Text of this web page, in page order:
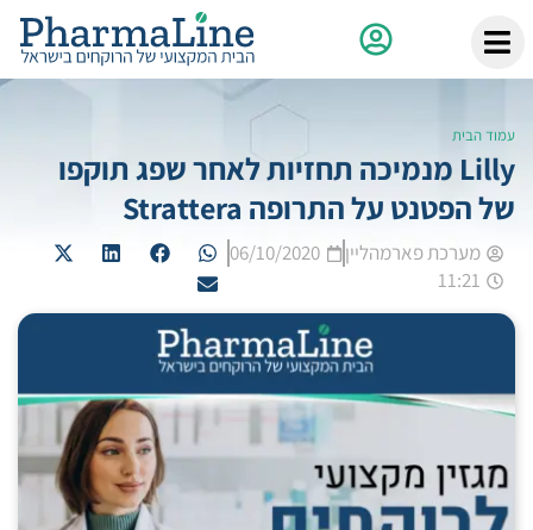
עמוד הבית
Lilly מנמיכה תחזיות לאחר שפג תוקפו
של הפטנט על התרופה Strattera
מערכת פארמהליין
06/10/2020
11:21